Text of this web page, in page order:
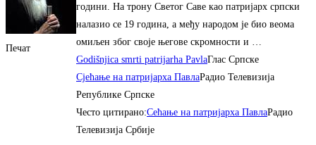
Печат
години. На трону Светог Саве као патриjарх српски
налазио се 19 година, а међу народом jе био веома
омиљен због своjе његове скромности и …
Godišnjica smrti patrijarha PavlaГлас Српске
Сјећање на патријарха ПавлаРадио Телевизија
Републике Српске
Често цитирано:Сећање на патријарха ПавлаРадио
Телевизија Србије